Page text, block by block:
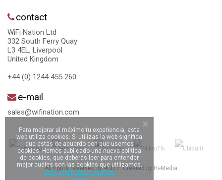
contact
WiFi Nation Ltd
332 South Ferry Quay
L3 4EL, Liverpool
United Kingdom
+44 (0) 1244 455 260
e-mail
sales@wifination.com
All rights reserved by 4GLTE. Created by Hi-Media
Para mejorar al máximo tu experiencia, esta
web utiliza cookies. Si utilizas la web significa
que estás de acuerdo con que usemos
cookies. Hemos publicado una nueva política
de cookies, que deberás leer para entender
mejor cuáles son las cookies que utilizamos.
Ver la política de cookies.